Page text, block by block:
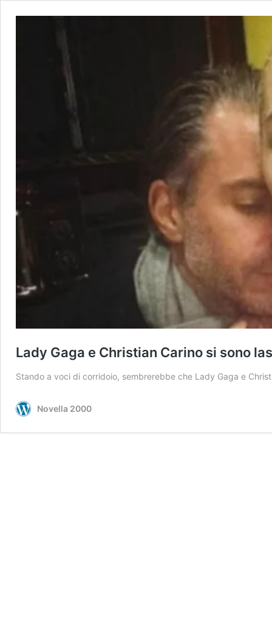
Lady Gaga e Christian Carino si sono
Stando a voci di corridoio, sembrerebbe che Lady Gaga e
Novella 2000